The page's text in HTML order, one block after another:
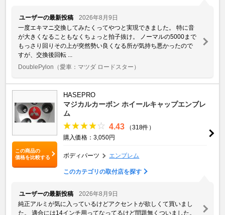
ユーザーの最新投稿
2026年8月9日
一度エキマニ交換してみたくってやつと実現できました。 特に音
が大きくなることもなくちょっと拍子抜け。 ノーマルの5000まで
もっさり回りその上が突然勢い良くなる所が気持ち悪かったので
すが、交換後回転 ...
DoublePylon （愛車：マツダ ロードスター）
この商品の
価格を比較する
HASEPRO
マジカルカーボン ホイールキャップエンブレ
ム
4.43
（318件）
購入価格：3,050円
ボディパーツ エンブレム
このカテゴリの取付店を探す
ユーザーの最新投稿
2026年8月9日
純正アルミが気に入っているけどアクセントが欲しくて買いまし
た。 適合には14インチ用ってなってるけど問題無くついました。